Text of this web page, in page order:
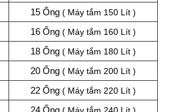
15 Ống ( Máy tắm 150 Lít )
16 Ống ( Máy tắm 160 Lít )
18 Ống ( Máy tắm 180 Lít )
20 Ống ( Máy tắm 200 Lít )
22 Ống ( Máy tắm 220 Lít )